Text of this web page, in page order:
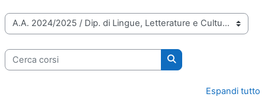
Categorie di corso
Cerca corsi
Cerca corsi
Espandi tutto